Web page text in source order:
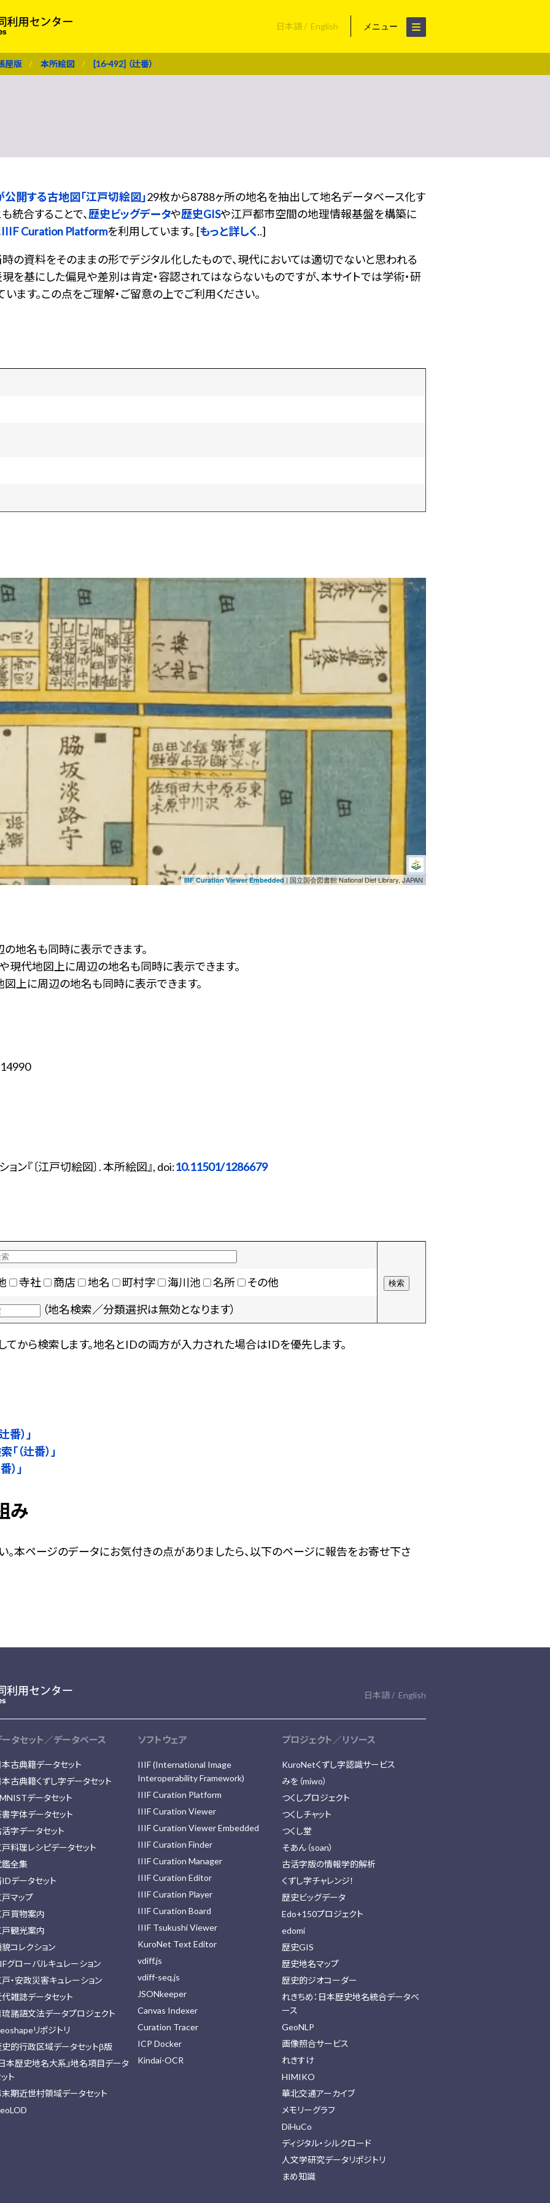
日本語 English メニュー
屋版 本所絵図 [16-492] （辻番）
開する古地図「江戸切絵図」29枚から8788ヶ所の地名を抽出して地名データベース化す
統合することで、歴史ビッグデータや歴史GISや江戸都市空間の地理情報基盤を構築に
IIIF Curation Platformを利用しています。 [もっと詳しく..]
の資料をそのままの形でデジタル化したもので、現代においては適切でないと思われる
を基にした偏見や差別は肯定・容認されてはならないものですが、本サイトでは学術・研
ます。この点をご理解・ご留意の上でご利用ください。
IIIF Curation Viewer Embedded | 国立国会図書館 National Diet Library, JAPAN
地名も同時に表示できます。
や現代地図上に周辺の地名も同時に表示できます。
図上に周辺の地名も同時に表示できます。
ン『〔江戸切絵図〕. 本所絵図』, doi:10.11501/1286679
寺社 商店 地名 町村字 海川池 名所
その他
（地名検索／分類選択は無効となります）
から検索します。地名とIDの両方が入力された場合はIDを優先します。
）」
（辻番）」
）」
み
本ページのデータにお気付きの点がありましたら、以下のページに報告をお寄せ下さ
日本語 English
ータセット／データベース
古典籍データセット
古典籍くずし字データセット
データセット
字体データセット
字データセット
料理レシピデータセット
鑑全集
データセット
マップ
戸買物案内
戸観光案内
コレクション
グローバルキュレーション
・安政災害キュレーション
雑誌データセット
諸語文法データプロジェクト
リポジトリ
的行政区域データセットβ版
本歴史地名大系』地名項目データ
ト
期近世村領域データセット
ソフトウェア
IIIF (International Image
Interoperability Framework)
IIIF Curation Platform
IIIF Curation Viewer
IIIF Curation Viewer Embedded
IIIF Curation Finder
IIIF Curation Manager
IIIF Curation Editor
IIIF Curation Player
IIIF Curation Board
IIIF Tsukushi Viewer
KuroNet Text Editor
vdiff.js
vdiff-seq.js
JSONkeeper
Canvas Indexer
Curation Tracer
ICP Docker
Kindai-OCR
プロジェクト／リソース
KuroNetくずし字認識サービス
みを（miwo）
つくしプロジェクト
つくしチャット
つくし堂
そあん（soan）
古活字版の情報学的解析
くずし字チャレンジ！
歴史ビッグデータ
Edo+150プロジェクト
edomi
歴史GIS
歴史地名マップ
歴史的ジオコーダー
れきちめ：日本歴史地名統合データベ
ース
GeoNLP
画像照合サービス
れきすけ
HIMIKO
華北交通アーカイブ
メモリーグラフ
DiHuCo
ディジタル・シルクロード
人文学研究データリポジトリ
まめ知識